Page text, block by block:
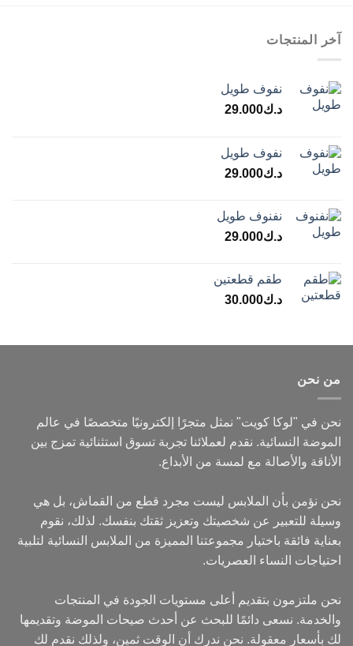
آخر المنتجات
نفوف طويل
د.ك29.000
نفوف طويل
د.ك29.000
نفنوف طويل
د.ك29.000
طقم قطعتين
د.ك30.000
من نحن
نحن في "لوكا كويت" نمثل متجرًا إلكترونيًا متخصصًا في عالم
الموضة النسائية. نقدم لعملائنا تجربة تسوق استثنائية تمزج بين
الأناقة والأصالة مع لمسة من الأبداع.
نحن نؤمن بأن الملابس ليست مجرد قطع من القماش، بل هي
وسيلة للتعبير عن شخصيتك وتعزيز ثقتك بنفسك. لذلك، نقوم
بعناية فائقة باختيار مجموعتنا المميزة من الملابس النسائية لتلبية
احتياجات النساء العصريات.
نحن ملتزمون بتقديم أعلى مستويات الجودة في المنتجات
والخدمة. نسعى دائمًا للبحث عن أحدث صيحات الموضة وتقديمها
لك بأسعار معقولة. نحن ندرك أن الوقت ثمين، ولذلك نقدم لك